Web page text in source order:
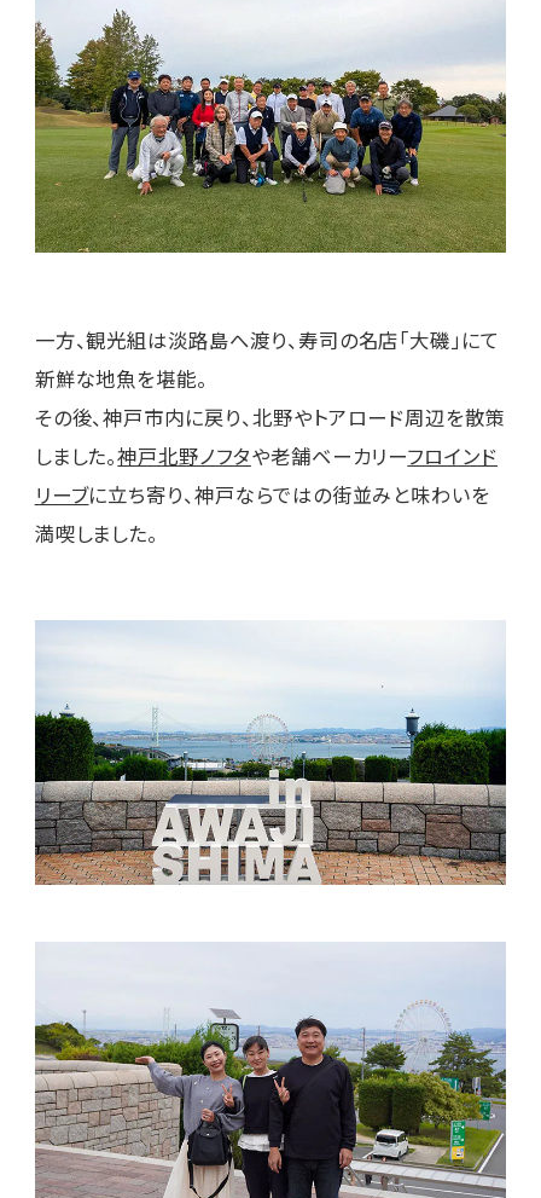
一方、観光組は淡路島へ渡り、寿司の名店「大磯」にて
新鮮な地魚を堪能。
その後、神戸市内に戻り、北野やトアロード周辺を散策
しました。神戸北野ノフタや老舗ベーカリーフロインド
リーブに立ち寄り、神戸ならではの街並みと味わいを
満喫しました。